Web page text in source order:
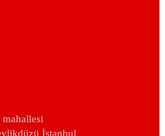
İstanbul